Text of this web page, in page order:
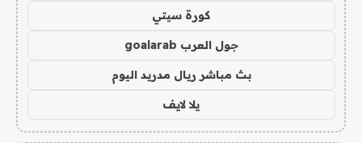
كورة سيتي
جول العرب goalarab
بث مباشر ريال مدريد اليوم
يلا لايف